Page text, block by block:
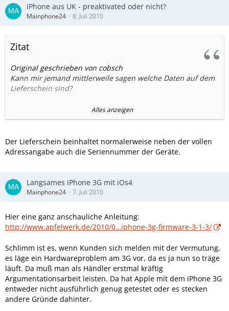
iPhone aus UK - preaktivated oder nicht?
Mainphone24 8. Juli 2010
Zitat
Original geschrieben von cobsch
Kann mir jemand mittlerweile sagen welche Daten auf dem
Lieferschein sind?
DHL konnte mir bisher nicht weiterhelfen wo mein Paket ist.
Ich habe heute eine Beschwerde an den Vorstand
Es bleibt spannend...
feines...
Alles anzeigen
Der Lieferschein beinhaltet normalerweise neben der vollen
Adressangabe auch die Seriennummer der Geräte.
Langsames iPhone 3G mit iOs4
Mainphone24 7. Juli 2010
Hier eine ganz anschauliche Anleitung:
http://www.apfelwerk.de/2010/0…iphone-3g-firmware-3-1-3/
Schlimm ist es, wenn Kunden sich melden mit der Vermutung,
es läge ein Hardwareproblem am 3G vor, da es ja nun so träge
läuft. Da muß man als Händler erstmal kräftig
Argumentationsarbeit leisten. Da hat Apple mit dem iPhone 3G
entweder nicht ausführlich genug getestet oder es stecken
andere Gründe dahinter.